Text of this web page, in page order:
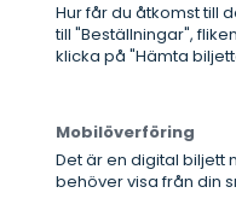
Hur får du åtkomst till
till "Beställningar",
klicka på "Hämta
Mobilöverföring
Det är en digital biljett
behöver visa från din